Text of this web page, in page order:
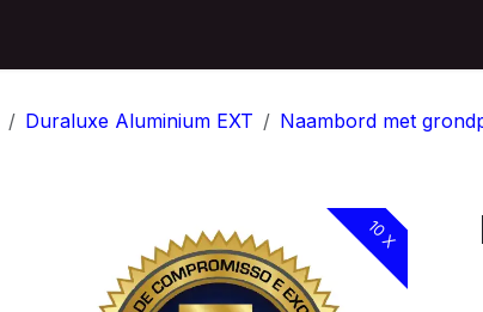
Duraluxe Aluminium EXT Naambord met
10 X